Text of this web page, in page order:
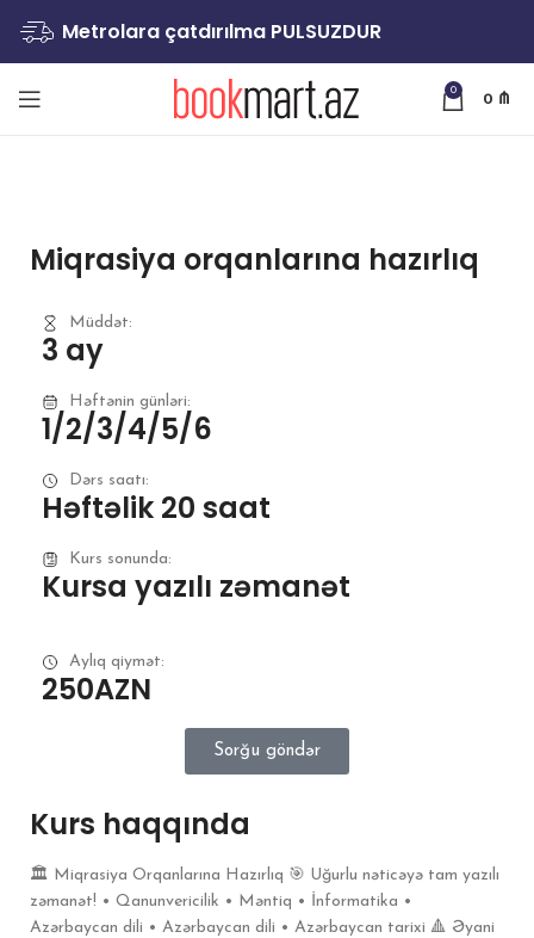
Metrolara çatdırılma PULSUZDUR
0
0 ₼
Miqrasiya orqanlarına hazırlıq
Müddət:
3 ay
Həftənin günləri:
1/2/3/4/5/6
Dərs saatı:
Həftəlik 20 saat
Kurs sonunda:
Kursa yazılı zəmanət
Aylıq qiymət:
250AZN
Sorğu göndər
Kurs haqqında
🏛 Miqrasiya Orqanlarına Hazırlıq 🎯 Uğurlu nəticəyə tam yazılı
zəmanət! • Qanunvericilik • Məntiq • İnformatika •
Azərbaycan dili • Azərbaycan dili • Azərbaycan tarixi 🔺 Əyani